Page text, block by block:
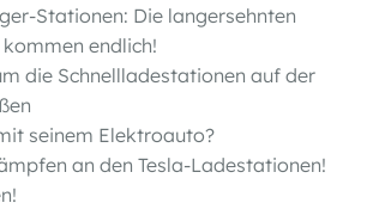
Stationen: Die langersehnten
endlich!
die Schnellladestationen auf der
seinem Elektroauto?
an den Tesla-Ladestationen!